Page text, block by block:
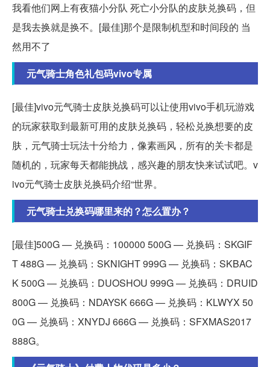
我看他们网上有夜猫小分队 死亡小分队的皮肤兑换码，但
是我去换就是换不。[最佳]那个是限制机型和时间段的 当
然用不了
元气骑士角色礼包码vivo专属
[最佳]vivo元气骑士皮肤兑换码可以让使用vivo手机玩游戏
的玩家获取到最新可用的皮肤兑换码，轻松兑换想要的皮
肤，元气骑士玩法十分给力，像素画风，所有的关卡都是
随机的，玩家每天都能挑战，感兴趣的朋友快来试试吧。v
ivo元气骑士皮肤兑换码介绍“世界。
元气骑士兑换码哪里来的？怎么置办？
[最佳]500G — 兑换码：100000 500G — 兑换码：SKGIF
T 488G — 兑换码：SKNIGHT 999G — 兑换码：SKBAC
K 500G — 兑换码：DUOSHOU 999G — 兑换码：DRUID
800G — 兑换码：NDAYSK 666G — 兑换码：KLWYX 50
0G — 兑换码：XNYDJ 666G — 兑换码：SFXMAS2017
888G。